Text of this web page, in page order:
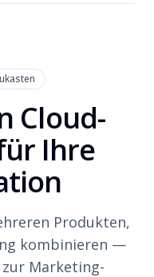
Cloud-
Ihre
Produkten,
kombinieren —
zur Marketing-